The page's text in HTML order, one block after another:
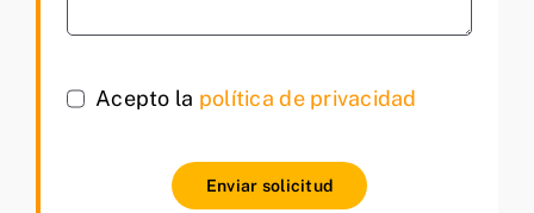
Acepto la política de privacidad
Enviar solicitud